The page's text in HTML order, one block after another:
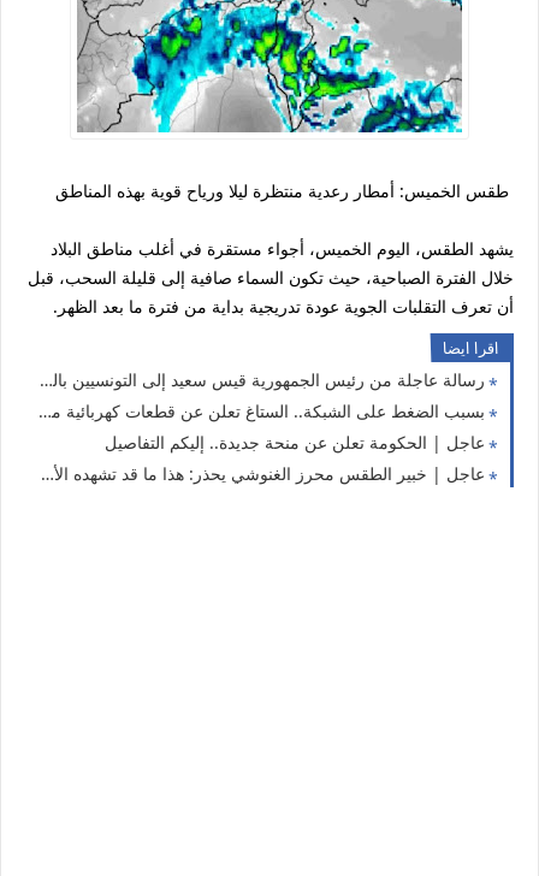
طقس الخميس: أمطار رعدية منتظرة ليلا ورياح قوية بهذه المناطق
يشهد الطقس، اليوم الخميس، أجواء مستقرة في أغلب مناطق البلاد
خلال الفترة الصباحية، حيث تكون السماء صافية إلى قليلة السحب، قبل
أن تعرف التقلبات الجوية عودة تدريجية بداية من فترة ما بعد الظهر.
اقرا ايضا
رسالة عاجلة من رئيس الجمهورية قيس سعيد إلى التونسيين بالخارج
بسبب الضغط على الشبكة.. الستاغ تعلن عن قطعات كهربائية متقطعة اليوم في هذه الولايات
عاجل | الحكومة تعلن عن منحة جديدة.. إليكم التفاصيل
عاجل | خبير الطقس محرز الغنوشي يحذر: هذا ما قد تشهده الأيام القادمة